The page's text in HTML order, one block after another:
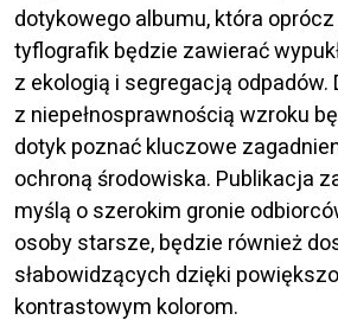
dotykowego albumu, która
tyflografik będzie zawierać
z ekologią i segregacją odpadów.
z niepełnosprawnością wzroku
dotyk poznać kluczowe
ochroną środowiska. Publikacja
myślą o szerokim gronie
osoby starsze, będzie również
słabowidzących dzięki
kontrastowym kolorom.